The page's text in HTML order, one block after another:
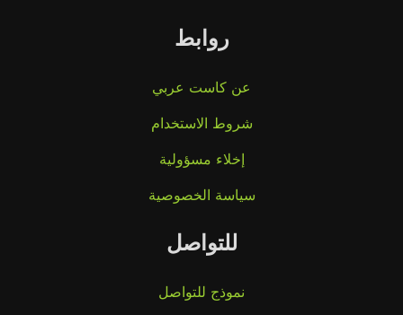
روابط
عن كاست عربي
شروط الاستخدام
إخلاء مسؤولية
سياسة الخصوصية
للتواصل
نموذج للتواصل